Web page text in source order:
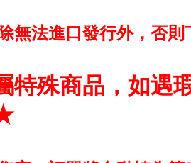
無法進口發行外，否
殊商品，如遇